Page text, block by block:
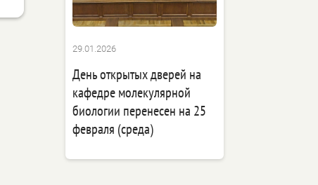
29.01.2026
День открытых дверей на
кафедре молекулярной
биологии перенесен на 25
февраля (среда)